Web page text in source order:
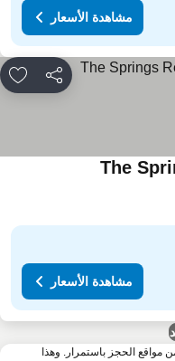
مشاهدة الأسعار
مشاركة
The
مشاهدة الأسعار
مواقع الحجز باستمرار. وهذا